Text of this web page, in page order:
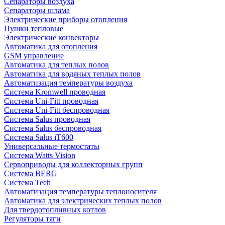
Сепараторы шлама
Электрические приборы отопления
Пушки тепловые
Электрические конвекторы
Автоматика для отопления
GSM управление
Автоматика для теплых полов
Автоматика для водяных теплых полов
Автоматизация температуры воздуха
Система Kromwell проводная
Система Uni-Fitt проводная
Система Uni-Fitt беспроводная
Система Salus проводная
Система Salus беспроводная
Система Salus iT600
Универсальные термостаты
Система Watts Vision
Сервоприводы для коллекторных групп
Система BERG
Система Tech
Автоматизация температуры теплоносителя
Автоматика для электрических теплых полов
Для твердотопливных котлов
Регуляторы тяги